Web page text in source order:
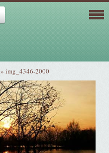
»img_4346-2000